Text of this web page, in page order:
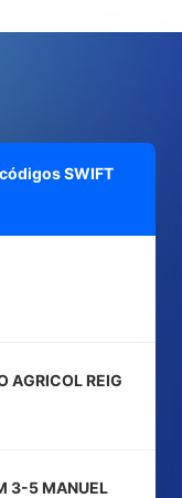
SWIFT
AGRICOL REIG
3-5 MANUEL